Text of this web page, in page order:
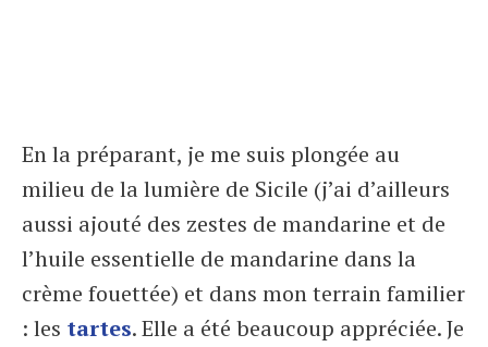
En la préparant, je me suis plongée au
milieu de la lumière de Sicile (j’ai d’ailleurs
aussi ajouté des zestes de mandarine et de
l’huile essentielle de mandarine dans la
crème fouettée) et dans mon terrain familier
: les tartes. Elle a été beaucoup appréciée. Je